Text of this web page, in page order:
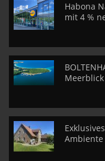
Habona
mit 4 %
Ambiente